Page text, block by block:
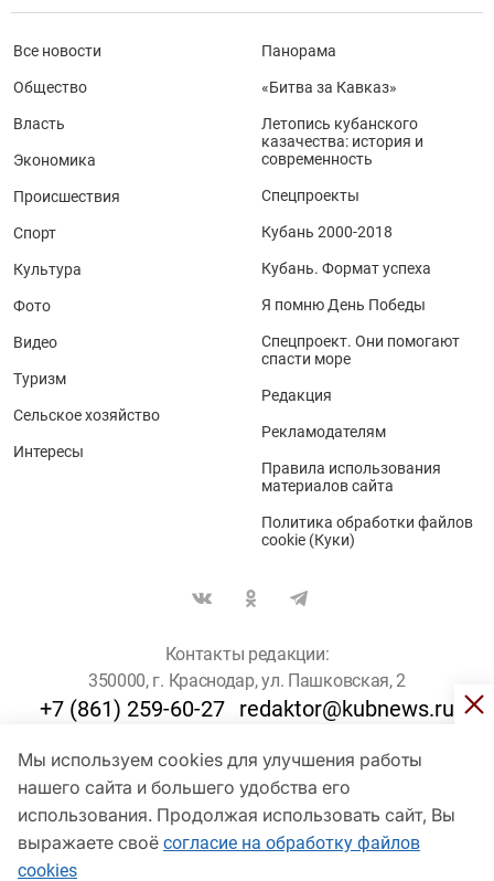
Мы используем cookies для улучшения работы
нашего сайта и большего удобства его
использования. Продолжая использовать сайт, Вы
выражаете своё согласие на обработку файлов
cookies
Все новости
Общество
Власть
Экономика
Происшествия
Спорт
Культура
Фото
Видео
Туризм
Сельское хозяйство
Интересы
Панорама
«Битва за Кавказ»
Летопись кубанского
казачества: история и
современность
Спецпроекты
Кубань 2000-2018
Кубань. Формат успеха
Я помню День Победы
Спецпроект. Они помогают
спасти море
Редакция
Рекламодателям
Правила использования
материалов сайта
Политика обработки файлов
cookie (Куки)
Контакты редакции:
350000, г. Краснодар, ул. Пашковская, 2
+7 (861) 259-60-27 redaktor@kubnews.ru
Для пользователей старше 16 лет
© Кубанские Новости, 2017
Сетевое издание «kubnews» зарегистрировано Федеральной
службой по надзору в сфере связи, информационных технологий
и массовых коммуникаций (Роскомнадзор). Регистрационный